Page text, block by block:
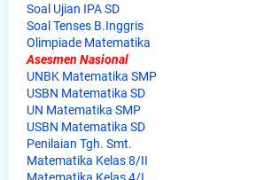
Soal Ujian IPA SD
Soal Tenses B.Inggris
Olimpiade Matematika
Asesmen Nasional
UNBK Matematika SMP
USBN Matematika SD
UN Matematika SMP
USBN Matematika SD
Penilaian Tgh. Smt.
Matematika Kelas 8/II
Matematika Kelas 4/I